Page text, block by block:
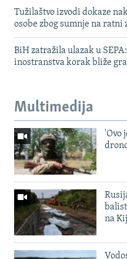
Tužilaštvo izvodi dokaze
osobe zbog sumnje na ratni
BiH zatražila ulazak u
inostranstva korak bliže
Multimedija
'Ovo
na